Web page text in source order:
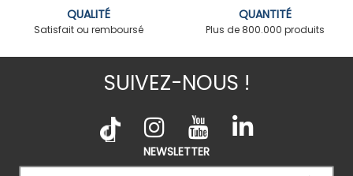
QUALITÉ
Satisfait ou remboursé
QUANTITÉ
Plus de 800.000 produits
SUIVEZ-NOUS !
NEWSLETTER